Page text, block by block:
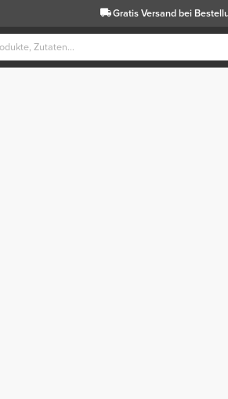
Gratis Versandbei